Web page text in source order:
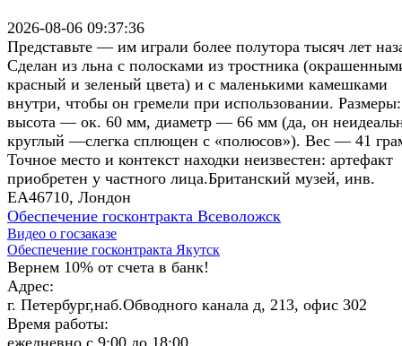
2026-08-06 09:37:36
Представьте — им играли более полутора тысяч лет
Сделан из льна с полосками из тростника
красный и зеленый цвета) и с маленькими камешками
внутри, чтобы он гремели при использовании. Размеры:
высота — ок. 60 мм, диаметр — 66 мм (да, он
круглый —слегка сплющен с «полюсов»). Вес — 41
Точное место и контекст находки неизвестен: артефакт
приобретен у частного лица.Британский музей, инв.
EA46710, Лондон
Обеспечение госконтракта Всеволожск
Видео о госзаказе
Обеспечение госконтракта Якутск
Вернем 10% от счета в банк!
Адрес:
г. Петербург,наб.Обводного канала д, 213, офис 302
Время работы:
ежедневно с 9:00 до 18:00